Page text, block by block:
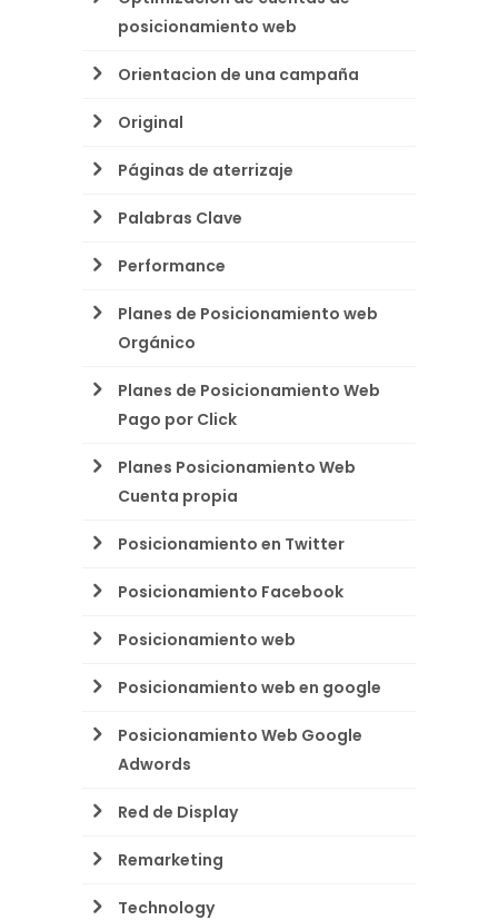
posicionamiento web
Orientacion de una campaña
Original
Páginas de aterrizaje
Palabras Clave
Performance
Planes de Posicionamiento web
Orgánico
Planes de Posicionamiento Web
Pago por Click
Planes Posicionamiento Web
Cuenta propia
Posicionamiento en Twitter
Posicionamiento Facebook
Posicionamiento web
Posicionamiento web en google
Posicionamiento Web Google
Adwords
Red de Display
Remarketing
Technology